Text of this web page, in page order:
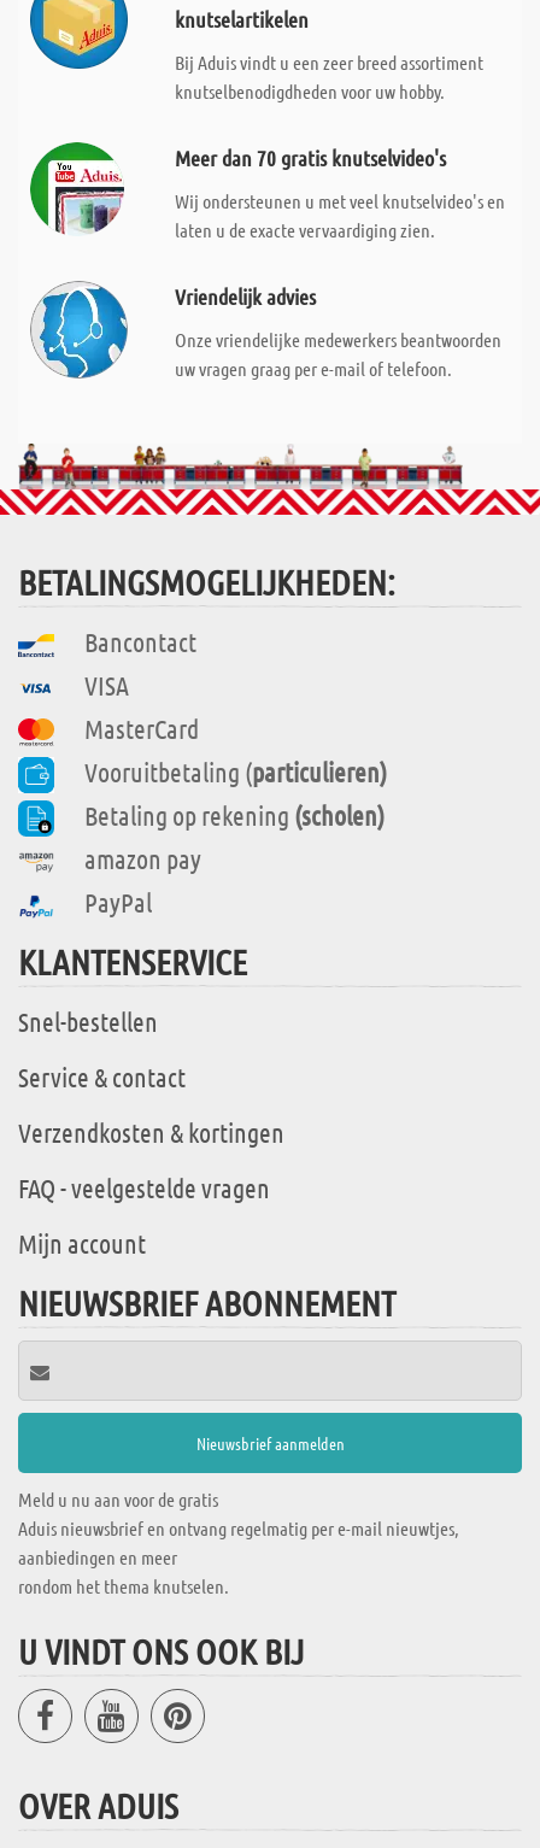
knutselartikelen
Bij Aduis vindt u een zeer breed assortiment
knutselbenodigdheden voor uw hobby.
Meer dan 70 gratis knutselvideo's
Wij ondersteunen u met veel knutselvideo's en
laten u de exacte vervaardiging zien.
Vriendelijk advies
Onze vriendelijke medewerkers beantwoorden
uw vragen graag per e-mail of telefoon.
BETALINGSMOGELIJKHEDEN:
Bancontact
VISA
MasterCard
Vooruitbetaling (particulieren)
Betaling op rekening (scholen)
amazon pay
PayPal
KLANTENSERVICE
Snel-bestellen
Service & contact
Verzendkosten & kortingen
FAQ - veelgestelde vragen
Mijn account
NIEUWSBRIEF ABONNEMENT
Meld u nu aan voor de gratis
Aduis nieuwsbrief en ontvang regelmatig per e-mail nieuwtjes,
aanbiedingen en meer
rondom het thema knutselen.
U VINDT ONS OOK BIJ
OVER ADUIS